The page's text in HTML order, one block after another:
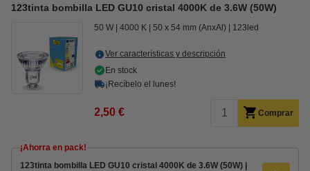
123tinta bombilla LED GU10 cristal 4000K de 3.6W (50W)
50 W 4000 K 50 x 54 mm (AnxAl) 123led
Ver características y descripción
En stock
¡Recíbelo el lunes!
2,50 € Comprar
¡Ahorra en pack!
123tinta bombilla LED GU10 cristal 4000K de 3.6W (50W) |